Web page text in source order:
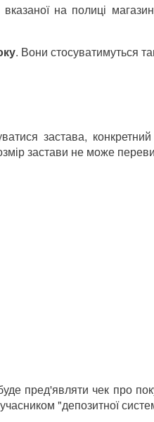
на полиці
. Вони стосуватимуться
застава,
застави не може
пред'являти чек про
"депозитної